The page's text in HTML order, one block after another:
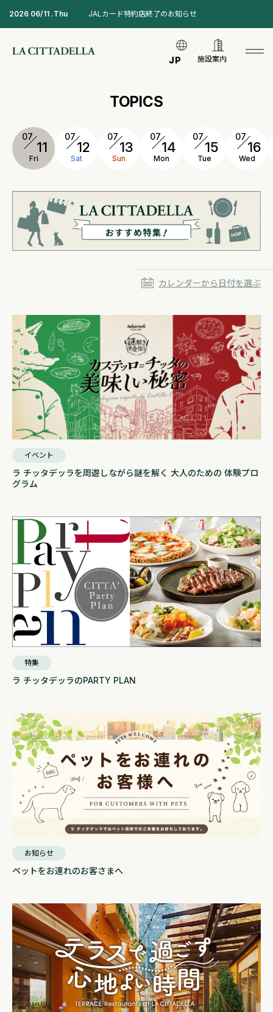
2026 06/11 .Thu JALカード特約店終了のお知らせ
JP 施設案内
TOPICS
07
11
Fri
07
12
Sat
07
13
Sun
07
14
Mon
07
15
Tue
07
16
Wed
カレンダーから日付を選ぶ
イベント
ラ チッタデッラを周遊しながら謎を解く 大人のための 体験プロ
グラム
特集
ラ チッタデッラのPARTY PLAN
お知らせ
ペットをお連れのお客さまへ